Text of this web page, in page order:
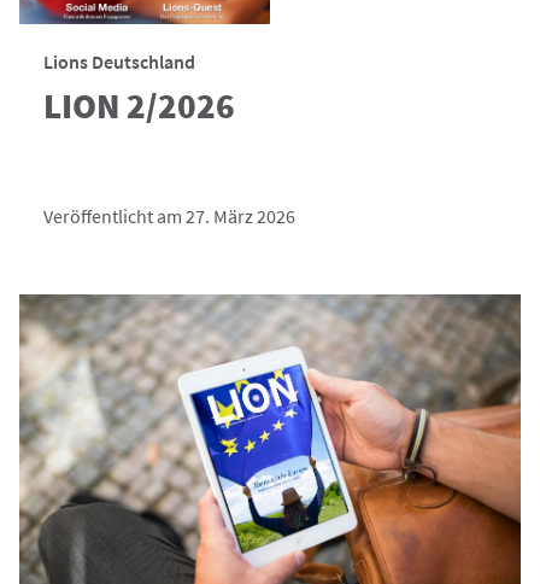
Lions Deutschland
LION 2/2026
Veröffentlicht am 27. März 2026